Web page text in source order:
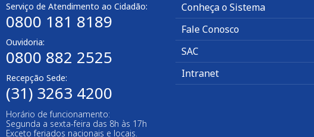
Serviço de Atendimento ao Cidadão:
0800 181 8189
Ouvidoria:
0800 882 2525
Recepção Sede:
(31) 3263 4200
Horário de funcionamento:
Segunda a sexta-feira das 8h às 17h
Exceto feriados nacionais e locais.
Conheça o Sistema
Fale Conosco
SAC
Intranet